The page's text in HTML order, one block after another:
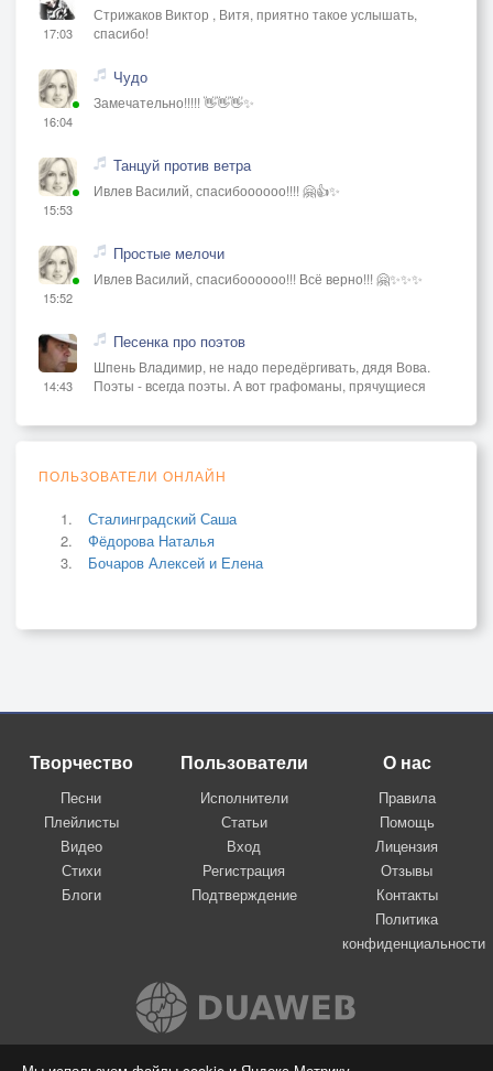
17:03
Стрижаков Виктор , Витя, приятно такое услышать,
спасибо!
16:04
Чудо
Замечательно!!!!! 👋👋👋✨
15:53
Танцуй против ветра
Ивлев Василий, спасибоооооо!!!! 🤗👍✨
15:52
Простые мелочи
Ивлев Василий, спасибоооооо!!! Всё верно!!! 🤗✨✨✨
14:43
Песенка про поэтов
Шпень Владимир, не надо передёргивать, дядя Вова.
Поэты - всегда поэты. А вот графоманы, прячущиеся
ПОЛЬЗОВАТЕЛИ ОНЛАЙН
Сталинградский Саша
Фёдорова Наталья
Бочаров Алексей и Елена
Творчество
Песни
Плейлисты
Видео
Стихи
Блоги
Пользователи
Исполнители
Статьи
Вход
Регистрация
Подтверждение
О нас
Правила
Помощь
Лицензия
Отзывы
Контакты
Политика
конфиденциальности